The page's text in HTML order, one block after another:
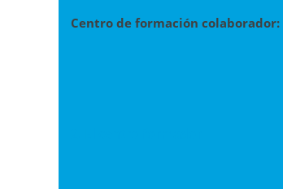
Centro de formación colaborador: